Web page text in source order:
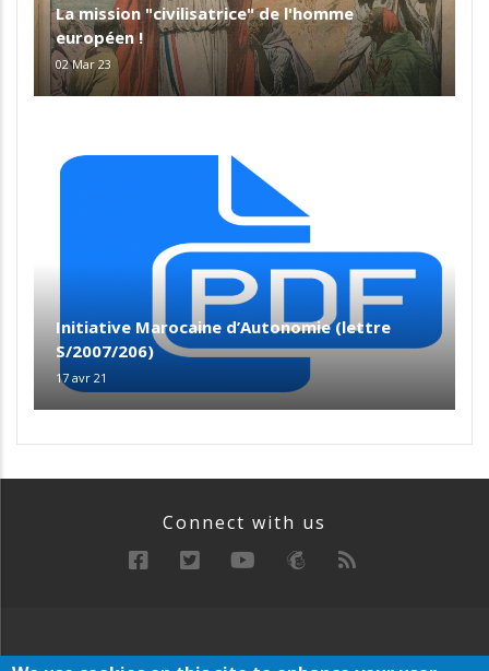
La mission "civilisatrice" de l'homme
européen !
02 Mar 23
Initiative Marocaine d’Autonomie (lettre
S/2007/206)
17 avr 21
Connect with us